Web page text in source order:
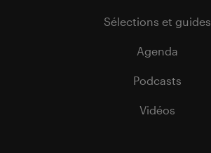
Sélections et guides
Agenda
Podcasts
Vidéos